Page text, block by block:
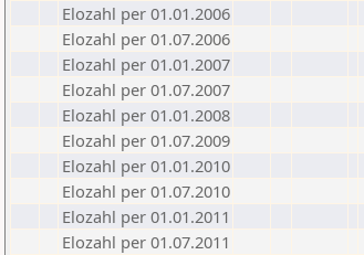
Elozahl per 01.01.2006
Elozahl per 01.07.2006
Elozahl per 01.01.2007
Elozahl per 01.07.2007
Elozahl per 01.01.2008
Elozahl per 01.07.2009
Elozahl per 01.01.2010
Elozahl per 01.07.2010
Elozahl per 01.01.2011
Elozahl per 01.07.2011